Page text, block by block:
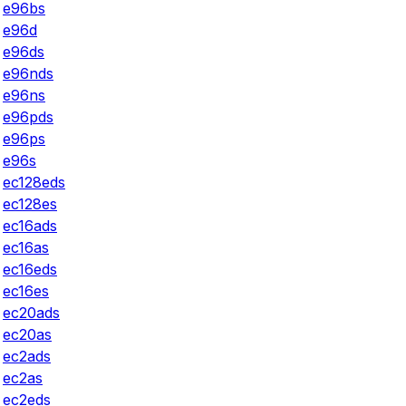
e96bs
e96d
e96ds
e96nds
e96ns
e96pds
e96ps
e96s
ec128eds
ec128es
ec16ads
ec16as
ec16eds
ec16es
ec20ads
ec20as
ec2ads
ec2as
ec2eds